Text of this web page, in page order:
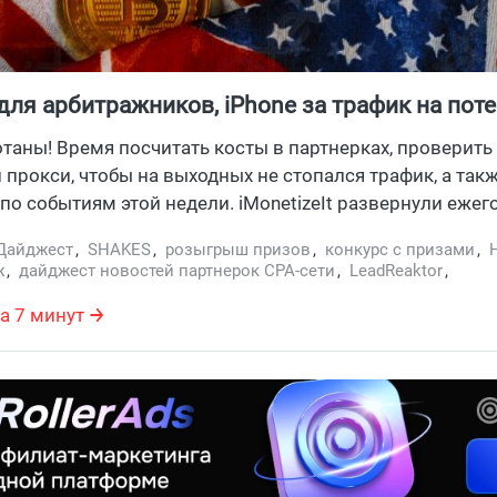
арбитражников, iPhone за трафик на
с оффером мед.страховок: события
Время посчитать косты в партнерках,
прокси, чтобы на выходных не стопался трафик, а
событиям этой недели. iMonetizeIt развернули
в Shakes подходит к финалу конкурс Bitcoin
айфон топ-арбитражнику, который больше всех
устроиться поудобнее, и почитать
, SHAKES, розыгрыш призов, конкурс с призами,
, дайджест новостей партнерок СРА-сети, LeadReaktor,
7 минут